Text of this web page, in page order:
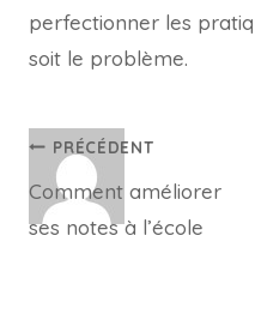
perfectionner les
soit le problème.
Navigation
de
PRÉCÉDENT
Comment améliorer
ses notes à l’école